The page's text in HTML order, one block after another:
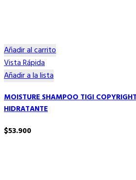
Añadir al carrito
Vista Rápida
Añadir a la lista
MOISTURE SHAMPOO TIGI
HIDRATANTE
$53.900